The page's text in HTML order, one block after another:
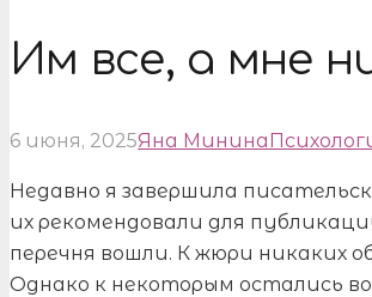
Им все, а мне
6 июня, 2025Яна Минина
Недавно я завершила
их рекомендовали для
перечня вошли. К жюри никаких
Однако к некоторым остались